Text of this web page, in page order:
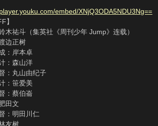
embed/XNjQ3ODA5NDU3Ng==
】
木祐斗（集英社《周刊少年 Jump》连载）
边正树
：岸本卓
：森山洋
：丸山由纪子
：笹爱美
：蔡伯崙
田文
：明田川仁
友树